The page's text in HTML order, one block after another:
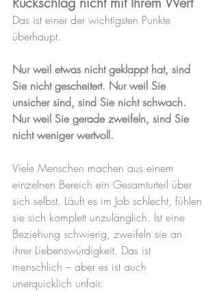
Das ist einer der wichtigsten Punkte
überhaupt.
Nur weil etwas nicht geklappt hat, sind
Sie nicht gescheitert. Nur weil Sie
unsicher sind, sind Sie nicht schwach.
Nur weil Sie gerade zweifeln, sind Sie
nicht weniger wertvoll.
Viele Menschen machen aus einem
einzelnen Bereich ein Gesamturteil über
sich selbst. Läuft es im Job schlecht, fühlen
sie sich komplett unzulänglich. Ist eine
Beziehung schwierig, zweifeln sie an
ihrer Liebenswürdigkeit. Das ist
menschlich – aber es ist auch
unerquicklich unfair.